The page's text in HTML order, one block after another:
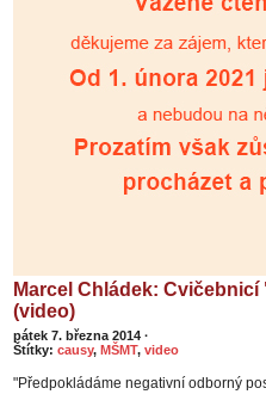
Marcel Chládek:
(video)
pátek 7. března 2014 ·
Štítky: causy, MŠMT, video
"Předpokládáme negativní odborný